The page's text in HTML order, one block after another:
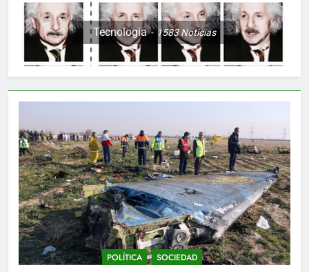
Tecnología 1583Noticias
POLÍTICA SOCIEDAD